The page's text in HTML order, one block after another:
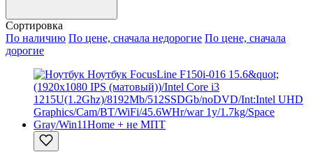
Сортировка
По наличию По цене, сначала недорогие По цене, сначала
дорогие